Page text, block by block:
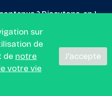
? Discutons-en !
sur
de
de notre
votre vie
J'accepte